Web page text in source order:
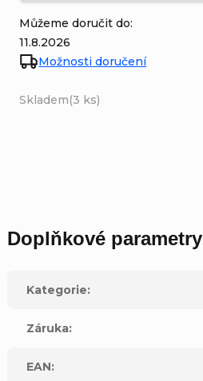
Skladem(3 ks)
Můžeme doručit do:
11.8.2026
Možnosti doručení
Doplňkové parametry
Kategorie:
Záruka:
EAN: